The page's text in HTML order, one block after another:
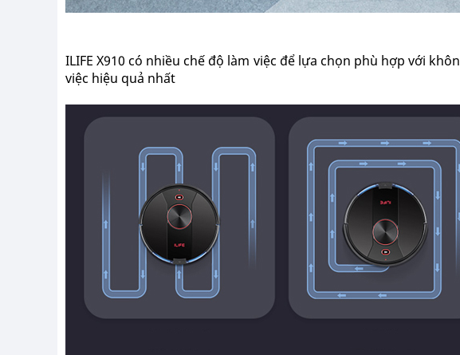
ILIFE X910 có nhiều chế độ làm việc để lựa chọn phù hợp với
việc hiệu quả nhất